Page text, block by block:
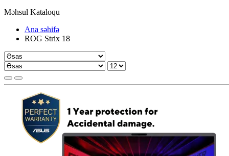
Məhsul Kataloqu
Ana səhifə
ROG Strix 18